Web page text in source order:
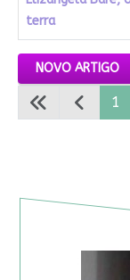
terra
NOVO ARTIGO
1